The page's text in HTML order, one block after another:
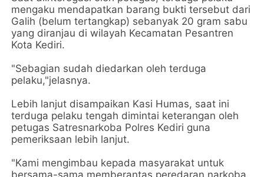
mengaku mendapatkan barang bukti tersebut dari
Galih (belum tertangkap) sebanyak 20 gram sabu
yang diranjau di wilayah Kecamatan Pesantren
Kota Kediri.
"Sebagian sudah diedarkan oleh terduga
pelaku,"jelasnya.
Lebih lanjut disampaikan Kasi Humas, saat ini
terduga pelaku tengah dimintai keterangan oleh
petugas Satresnarkoba Polres Kediri guna
pemeriksaan lebih lanjut.
"Kami mengimbau kepada masyarakat untuk